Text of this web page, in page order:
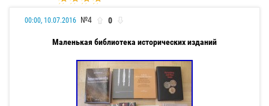
00:00, 10.07.2016 №4 0
Маленькая библиотека исторических изданий